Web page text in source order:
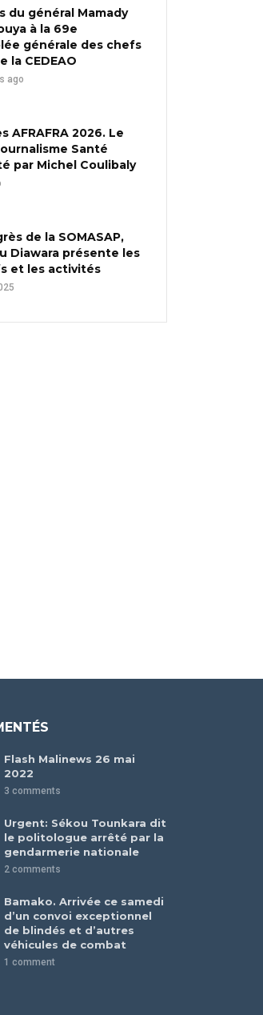
du général Mamady
à la 69e
générale des chefs
la CEDEAO
ago
AFRAFRA 2026. Le
Santé
par Michel Coulibaly
de la SOMASAP,
Diawara présente les
et les activités
Flash Malinews 26 mai
2022
3 comments
Urgent: Sékou Tounkara dit
le politologue arrêté par la
gendarmerie nationale
2 comments
Bamako. Arrivée ce samedi
d’un convoi exceptionnel
de blindés et d’autres
véhicules de combat
1 comment